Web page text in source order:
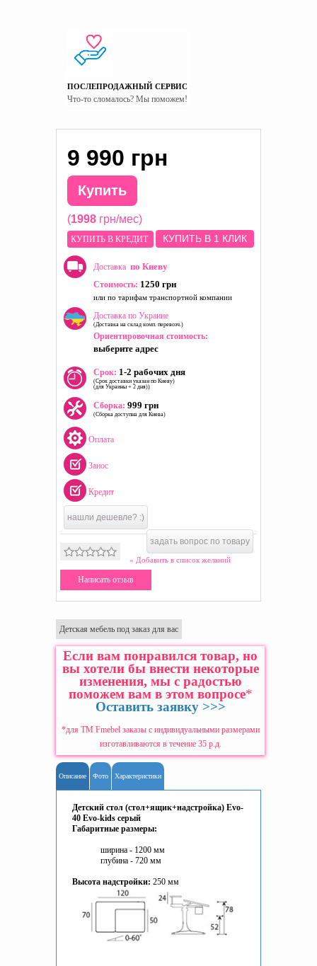
ПОСЛЕПРОДАЖНЫЙ СЕРВИС
Что-то сломалось? Мы поможем!
9 990 грн
Купить
(1998 грн/мес)
КУПИТЬ В КРЕДИТ КУПИТЬ В 1 КЛИК
Доставка по Киеву
Стоимость: 1250 грн
или по тарифам транспортной компании
Доставка по Украине
(Доставка на склад комп. перевозч.)
Ориентировочная стоимость:
выберите адрес
Срок: 1-2 рабочих дня
(Срок доставки указан по Киеву)
(для Украины + 2 дня))
Сборка: 999 грн
(Сборка доступна для Киева)
Оплата
Занос
Кредит
нашли дешевле? :)
задать вопрос по товару
» Добавить в список желаний
Написать отзыв
Детская мебель под заказ для вас
Если вам понравился товар, но
вы хотели бы внести некоторые
изменения, мы с радостью
поможем вам в этом вопросе*
Оставить заявку >>>
*для ТМ Fmebel заказы с индивидуальными размерами
изготавливаются в течение 35 р.д.
Описание Фото Характеристики
Детский стол (стол+ящик+надстройка) Evo-
40 Evo-kids серый
Габаритные размеры:
ширина - 1200 мм
глубина - 720 мм
Высота надстройки: 250 мм